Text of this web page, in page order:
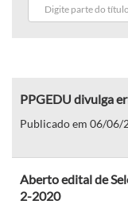
PPGEDU divulga
Publicado em 06/06/
Aberto edital de
2-2020